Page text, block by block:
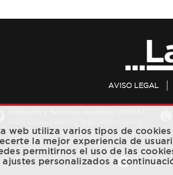
AVISO LEGAL
web utiliza varios tipos de
la mejor experiencia de
permitirnos el uso de las
ajustes personalizados a